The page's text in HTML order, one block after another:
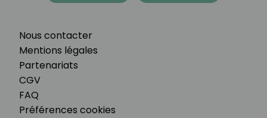
Nous contacter
Mentions légales
Partenariats
CGV
FAQ
Préférences cookies